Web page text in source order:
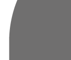
Team
Fort- und